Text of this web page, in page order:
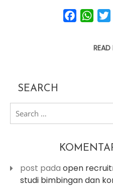
facebook
SEARCH
search
for:
post pada open
studi bimbingan dan